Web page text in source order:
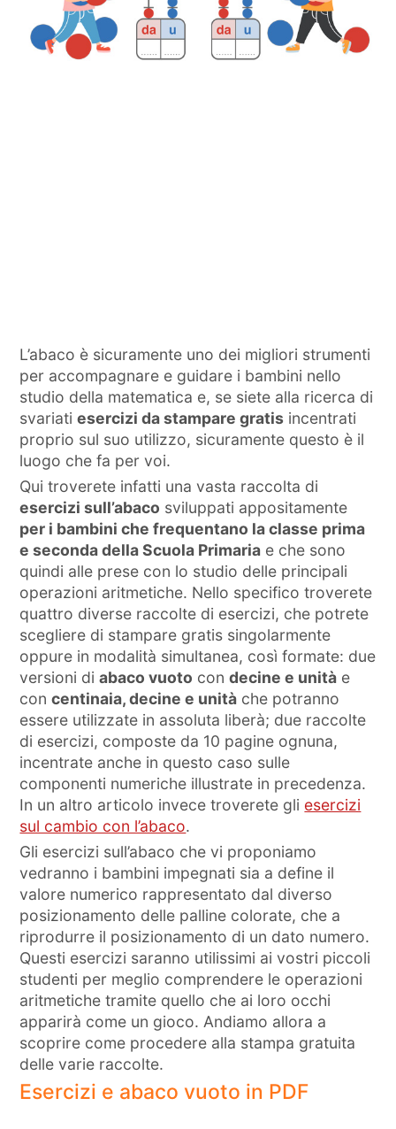
L’abaco è sicuramente uno dei migliori strumenti
per accompagnare e guidare i bambini nello
studio della matematica e, se siete alla ricerca di
svariatiesercizi da stampare gratis incentrati
proprio sul suo utilizzo, sicuramente questo è il
luogo che fa per voi.
Qui troverete infatti una vasta raccolta di
esercizi sull’abaco sviluppati appositamente
per i bambini che frequentano la classe prima
e seconda della Scuola Primaria e che sono
quindi alle prese con lo studio delle principali
operazioni aritmetiche. Nello specifico troverete
quattro diverse raccolte di esercizi, che potrete
scegliere di stampare gratis singolarmente
oppure in modalità simultanea, così formate: due
versioni diabaco vuoto condecine e unità e
concentinaia, decine e unità che potranno
essere utilizzate in assoluta liberà; due raccolte
di esercizi, composte da 10 pagine ognuna,
incentrate anche in questo caso sulle
componenti numeriche illustrate in precedenza.
In un altro articolo invece troverete gli esercizi
sul cambio con l’abaco.
Gli esercizi sull’abaco che vi proponiamo
vedranno i bambini impegnati sia a define il
valore numerico rappresentato dal diverso
posizionamento delle palline colorate, che a
riprodurre il posizionamento di un dato numero.
Questi esercizi saranno utilissimi ai vostri piccoli
studenti per meglio comprendere le operazioni
aritmetiche tramite quello che ai loro occhi
apparirà come un gioco. Andiamo allora a
scoprire come procedere alla stampa gratuita
delle varie raccolte.
Esercizi e abaco vuoto in PDF